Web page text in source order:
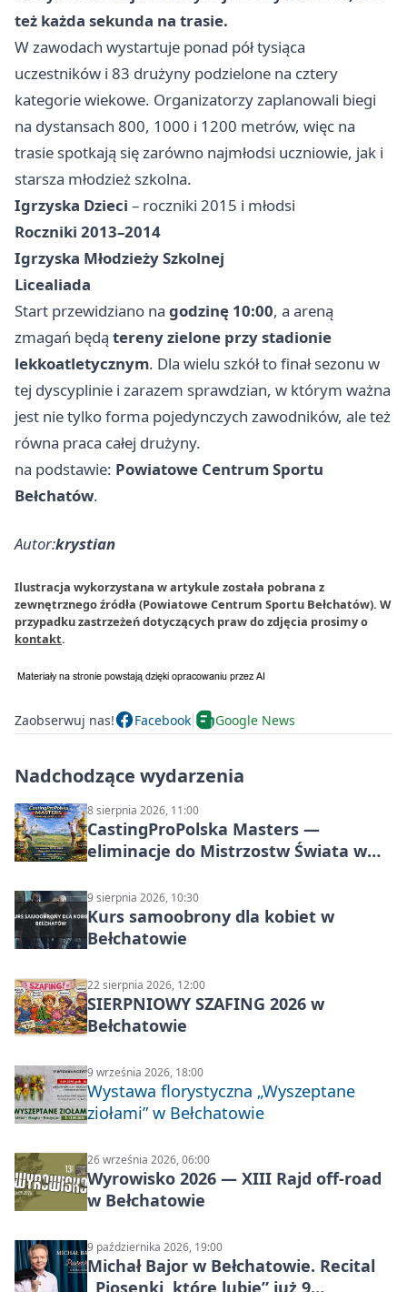
też każda sekunda na trasie.
W zawodach wystartuje ponad pół tysiąca
uczestników i 83 drużyny podzielone na cztery
kategorie wiekowe. Organizatorzy zaplanowali biegi
na dystansach 800, 1000 i 1200 metrów, więc na
trasie spotkają się zarówno najmłodsi uczniowie, jak i
starsza młodzież szkolna.
Igrzyska Dzieci – roczniki 2015 i młodsi
Roczniki 2013–2014
Igrzyska Młodzieży Szkolnej
Licealiada
Start przewidziano na godzinę 10:00, a areną
zmagań będą tereny zielone przy stadionie
lekkoatletycznym. Dla wielu szkół to finał sezonu w
tej dyscyplinie i zarazem sprawdzian, w którym ważna
jest nie tylko forma pojedynczych zawodników, ale też
równa praca całej drużyny.
na podstawie: Powiatowe Centrum Sportu
Bełchatów.
Autor:krystian
Ilustracja wykorzystana w artykule została pobrana z
zewnętrznego źródła (Powiatowe Centrum Sportu Bełchatów). W
przypadku zastrzeżeń dotyczących praw do zdjęcia prosimy o
kontakt.
Zaobserwuj nas! Facebook Google News
Nadchodzące wydarzenia
8 sierpnia 2026, 11:00
CastingProPolska Masters —
eliminacje do Mistrzostw Świata w
9 sierpnia 2026, 10:30
Kurs samoobrony dla kobiet w
Bełchatowie
22 sierpnia 2026, 12:00
SIERPNIOWY SZAFING 2026 w
Bełchatowie
9 września 2026, 18:00
Wystawa florystyczna „Wyszeptane
ziołami” w Bełchatowie
26 września 2026, 06:00
Wyrowisko 2026 — XIII Rajd off‑road
w Bełchatowie
9 października 2026, 19:00
Michał Bajor w Bełchatowie. Recital